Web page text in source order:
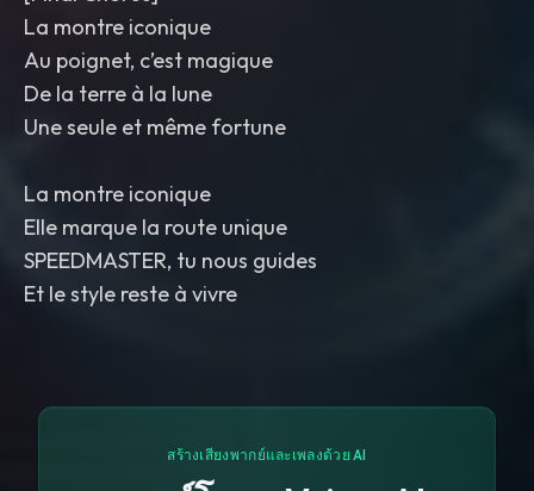
La montre iconique
Au poignet, c’est magique
De la terre à la lune
Une seule et même fortune
La montre iconique
Elle marque la route unique
SPEEDMASTER, tu nous guides
Et le style reste à vivre
สร้างเสียงพากย์และเพลงด้วย AI